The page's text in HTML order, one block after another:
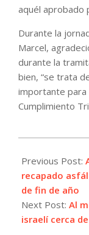
aquél aprobado
Durante la
Marcel,
durante la
bien, “se trata
importante para
Cumplimiento
11-
06
Previous Post:
recapado
de fin de año
Next Post: Al
israelí cerca